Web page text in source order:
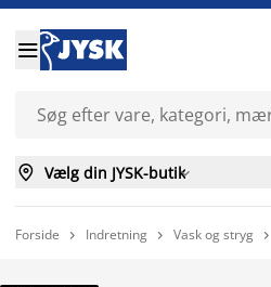

 Vælg din JYSK-butik
Forside  Indretning  Vask og stryg 